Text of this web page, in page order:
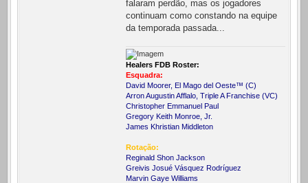
falaram perdão, mas os jogadores
continuam como constando na equipe
da temporada passada...
Healers FDB Roster:
Esquadra:
David Moorer, El Mago del Oeste™ (C)
Arron Augustin Afflalo, Triple A Franchise (VC)
Christopher Emmanuel Paul
Gregory Keith Monroe, Jr.
James Khristian Middleton
Rotação:
Reginald Shon Jackson
Greivis Josué Vásquez Rodríguez
Marvin Gaye Williams